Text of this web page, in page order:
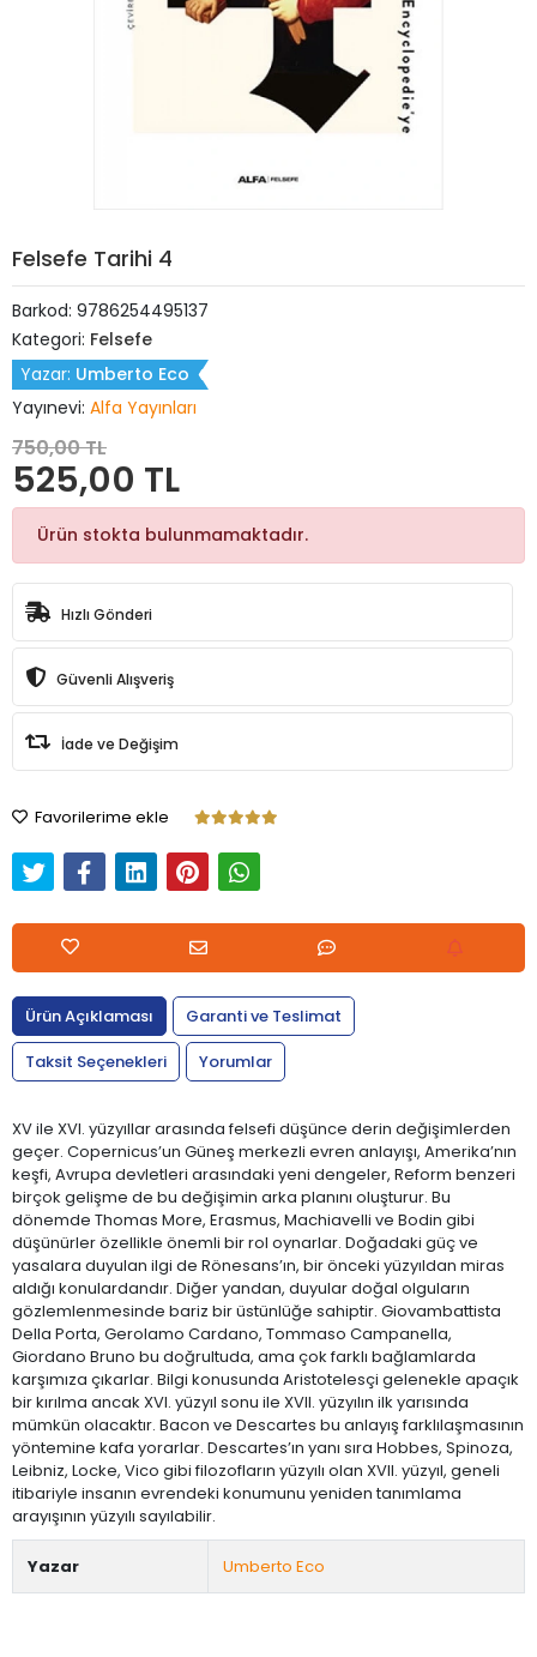
Felsefe Tarihi 4
Barkod: 9786254495137
Kategori: Felsefe
Yazar: Umberto Eco
Yayınevi: Alfa Yayınları
750,00 TL
525,00 TL
Ürün stokta bulunmamaktadır.
Hızlı Gönderi
Güvenli Alışveriş
İade ve Değişim
Favorilerime ekle
Ürün Açıklaması
Garanti ve Teslimat
Taksit Seçenekleri
Yorumlar
XV ile XVI. yüzyıllar arasında felsefi düşünce derin değişimlerden
geçer. Copernicus’un Güneş merkezli evren anlayışı, Amerika’nın
keşfi, Avrupa devletleri arasındaki yeni dengeler, Reform benzeri
birçok gelişme de bu değişimin arka planını oluşturur. Bu
dönemde Thomas More, Erasmus, Machiavelli ve Bodin gibi
düşünürler özellikle önemli bir rol oynarlar. Doğadaki güç ve
yasalara duyulan ilgi de Rönesans’ın, bir önceki yüzyıldan miras
aldığı konulardandır. Diğer yandan, duyular doğal olguların
gözlemlenmesinde bariz bir üstünlüğe sahiptir. Giovambattista
Della Porta, Gerolamo Cardano, Tommaso Campanella,
Giordano Bruno bu doğrultuda, ama çok farklı bağlamlarda
karşımıza çıkarlar. Bilgi konusunda Aristotelesçi gelenekle apaçık
bir kırılma ancak XVI. yüzyıl sonu ile XVII. yüzyılın ilk yarısında
mümkün olacaktır. Bacon ve Descartes bu anlayış farklılaşmasının
yöntemine kafa yorarlar. Descartes’ın yanı sıra Hobbes, Spinoza,
Leibniz, Locke, Vico gibi filozofların yüzyılı olan XVII. yüzyıl, geneli
itibariyle insanın evrendeki konumunu yeniden tanımlama
arayışının yüzyılı sayılabilir.
Yazar Umberto Eco